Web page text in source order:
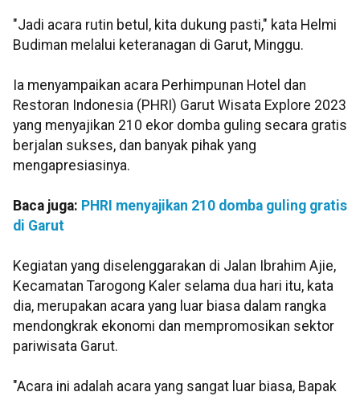
"Jadi acara rutin betul, kita dukung pasti," kata Helmi
Budiman melalui keteranagan di Garut, Minggu.
Ia menyampaikan acara Perhimpunan Hotel dan
Restoran Indonesia (PHRI) Garut Wisata Explore 2023
yang menyajikan 210 ekor domba guling secara gratis
berjalan sukses, dan banyak pihak yang
mengapresiasinya.
Baca juga: PHRI menyajikan 210 domba guling gratis
di Garut
Kegiatan yang diselenggarakan di Jalan Ibrahim Ajie,
Kecamatan Tarogong Kaler selama dua hari itu, kata
dia, merupakan acara yang luar biasa dalam rangka
mendongkrak ekonomi dan mempromosikan sektor
pariwisata Garut.
"Acara ini adalah acara yang sangat luar biasa, Bapak